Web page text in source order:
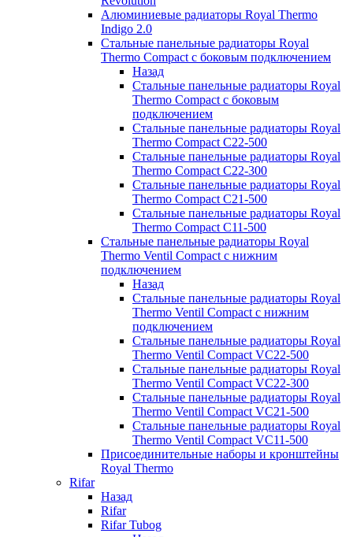
Алюминиевые радиаторы Royal Thermo
Indigo 2.0
Стальные панельные радиаторы Royal
Thermo Compact с боковым подключением
Назад
Стальные панельные радиаторы Royal
Thermo Compact с боковым
подключением
Стальные панельные радиаторы Royal
Thermo Compact C22-500
Стальные панельные радиаторы Royal
Thermo Compact C22-300
Стальные панельные радиаторы Royal
Thermo Compact C21-500
Стальные панельные радиаторы Royal
Thermo Compact C11-500
Стальные панельные радиаторы Royal
Thermo Ventil Compact с нижним
подключением
Назад
Стальные панельные радиаторы Royal
Thermo Ventil Compact с нижним
подключением
Стальные панельные радиаторы Royal
Thermo Ventil Compact VC22-500
Стальные панельные радиаторы Royal
Thermo Ventil Compact VC22-300
Стальные панельные радиаторы Royal
Thermo Ventil Compact VC21-500
Стальные панельные радиаторы Royal
Thermo Ventil Compact VC11-500
Присоединительные наборы и кронштейны
Royal Thermo
Rifar
Назад
Rifar
Rifar Tubog